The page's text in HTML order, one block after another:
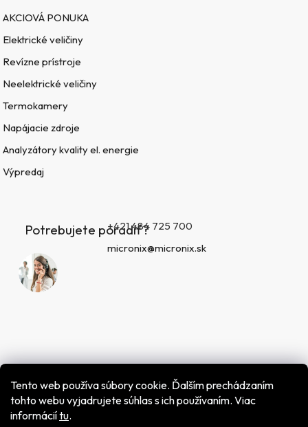
Tento web používa súbory cookie. Ďalším prechádzaním
tohto webu vyjadrujete súhlas s ich používaním. Viac
informáciítu.
AKCIOVÁ PONUKA
Elektrické veličiny
Revízne prístroje
Neelektrické veličiny
Termokamery
Napájacie zdroje
Analyzátory kvality el. energie
Výpredaj
Potrebujete poradiť?+421 484 725 700
micronix@micronix.sk